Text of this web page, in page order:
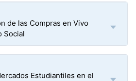
de las Compras en Vivo
Social
Estudiantiles en el